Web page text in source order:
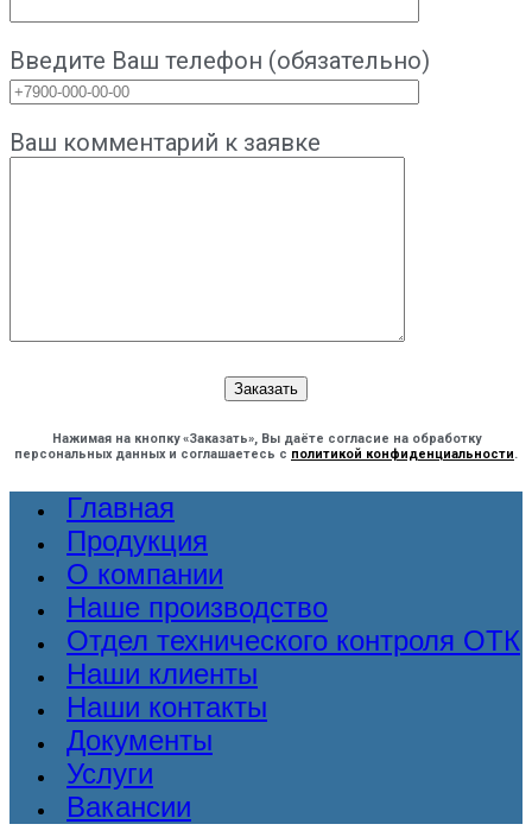
Введите Ваш телефон (обязательно)
Ваш комментарий к заявке
Нажимая на кнопку «Заказать», Вы даёте согласие на обработку
персональных данных и соглашаетесь с политикой конфиденциальности.
Главная
Продукция
О компании
Наше производство
Отдел технического контроля ОТК
Наши клиенты
Наши контакты
Документы
Услуги
Вакансии